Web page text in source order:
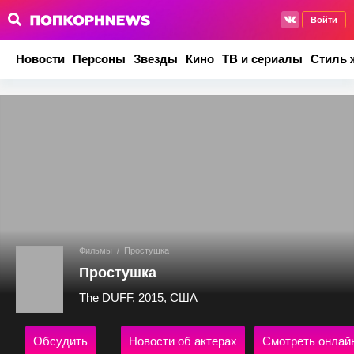
Войти
Новости Персоны Звезды Кино ТВ и сериалы Стиль
Фильмы / Простушка
Простушка
The DUFF, 2015, США
Обсудить Новости об актерах Смотреть